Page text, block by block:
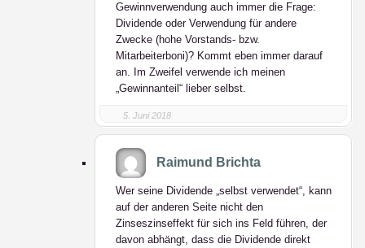
Gewinnverwendung auch immer die Frage:
Dividende oder Verwendung für andere
Zwecke (hohe Vorstands- bzw.
Mitarbeiterboni)? Kommt eben immer darauf
an. Im Zweifel verwende ich meinen
„Gewinnanteil“ lieber selbst.
5. Juni 2018
Raimund Brichta
Wer seine Dividende „selbst verwendet“, kann
auf der anderen Seite nicht den
Zinseszinseffekt für sich ins Feld führen, der
davon abhängt, dass die Dividende direkt